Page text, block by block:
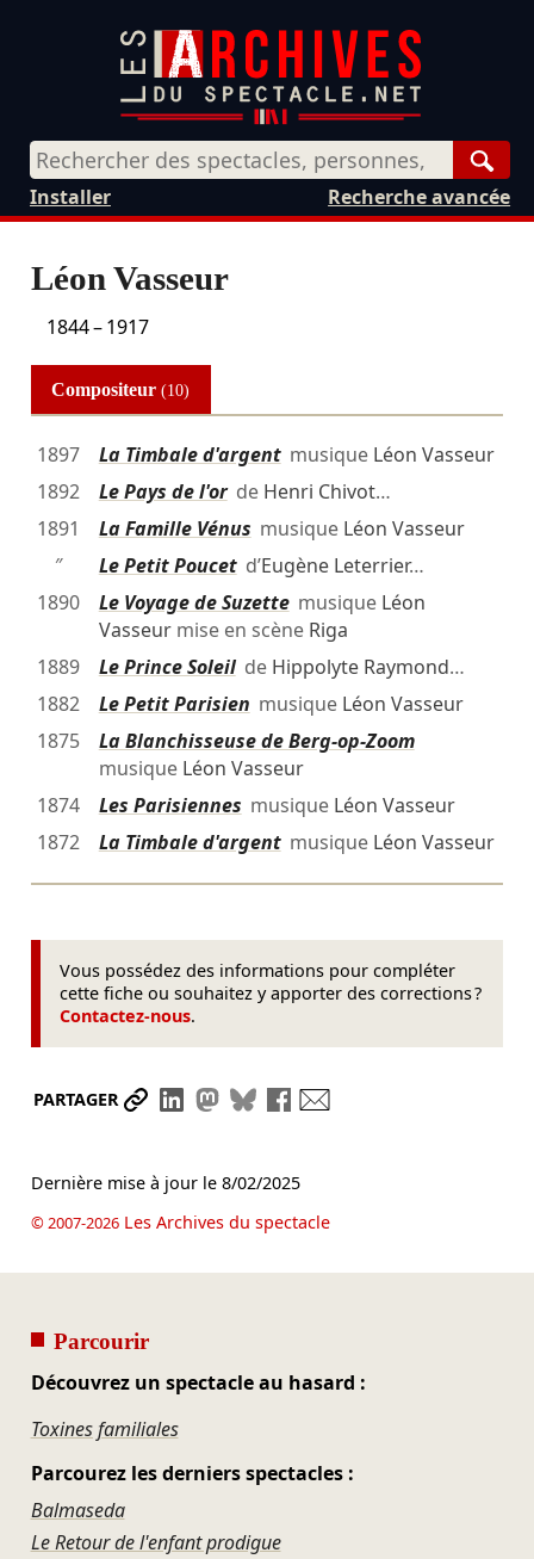
Recherche avancée
Installer
Léon Vasseur
1844–1917
Compositeur(10)
1897 La Timbale d'argentmusique Léon Vasseur
1892
Le Pays de l'orde Henri Chivot…
1891
La Famille Vénus musique Léon Vasseur
″
Le Petit Poucetd’Eugène Leterrier…
1890
Le Voyage de Suzettemusique Léon
Vasseurmise en scène Riga
1889
Le Prince Soleilde Hippolyte Raymond…
1882
Le Petit Parisien musique Léon Vasseur
1875
La Blanchisseuse de Berg-op-Zoom
musique Léon Vasseur
1874
Les Parisiennes musique Léon Vasseur
1872
La Timbale d'argentmusique Léon Vasseur
Vous possédez des informations pour compléter
cette fiche ou souhaitez y apporter des corrections ?
Contactez-nous.
PARTAGER Partager le lien
Partager sur LinkedIn
Partager sur Mastodon
Partager sur Bluesky
Partager sur Facebook
Dernière mise à jour le 8/02/2025
© 2007-2026Les Archives du spectacle
Parcourir
Découvrez un spectacle au hasard :
Toxines familiales
Parcourez les derniers spectacles :
Balmaseda
Le Retour de l'enfant prodigue